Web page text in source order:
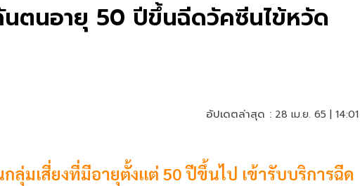
ตนอายุ 50 ปีขึ้นฉีดวัคซีนไข้หวัด
อัปเดตล่าสุด : 28 เม.ย. 65 |
มเสี่ยงที่มีอายุตั้งแต่ 50 ปีขึ้นไป เข้ารับบริการฉีด